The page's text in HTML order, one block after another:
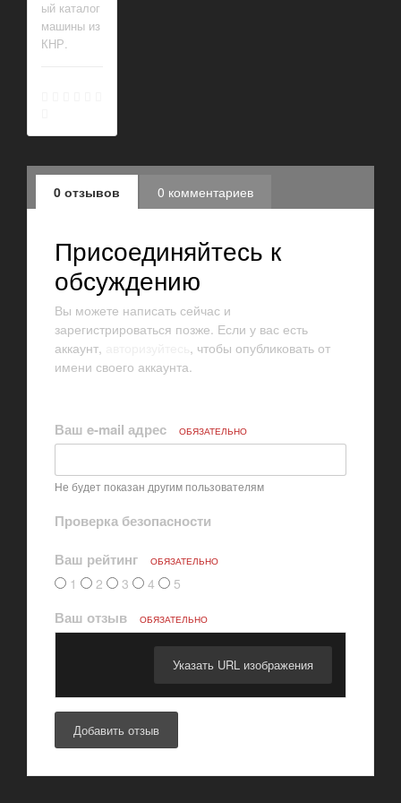
ый каталог
машины из
КНР.
0 отзывов 0 комментариев
Присоединяйтесь к
обсуждению
Вы можете написать сейчас и
зарегистрироваться позже. Если у вас есть
аккаунт,
, чтобы опубликовать от
имени своего аккаунта.
Ваш e-mail адрес ОБЯЗАТЕЛЬНО
Не будет показан другим пользователям
Проверка безопасности
Ваш рейтинг
ОБЯЗАТЕЛЬНО
1 2 3 4 5
Ваш отзыв ОБЯЗАТЕЛЬНО
Указать URL изображения
Добавить отзыв